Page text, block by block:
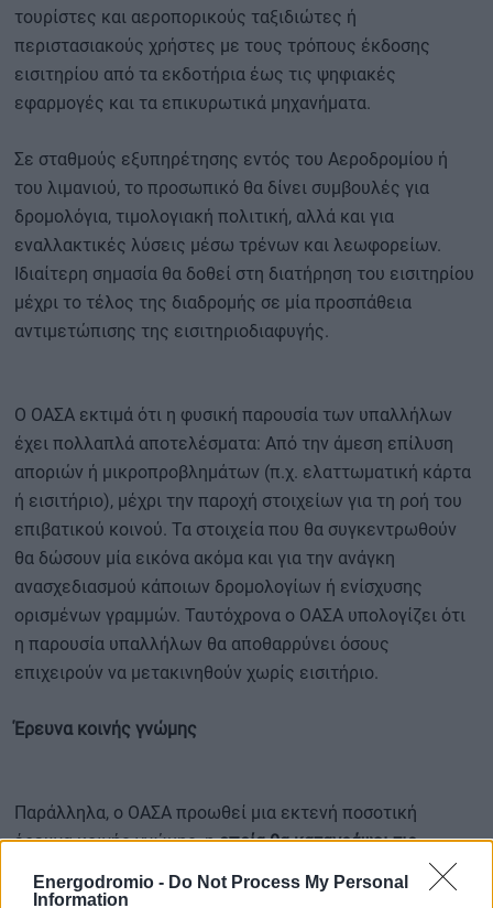
Energodromio - Do Not Process My Personal
Information
τουρίστες και αεροπορικούς ταξιδιώτες ή
περιστασιακούς χρήστες με τους τρόπους έκδοσης
εισιτηρίου από τα εκδοτήρια έως τις ψηφιακές
εφαρμογές και τα επικυρωτικά μηχανήματα.
Σε σταθμούς εξυπηρέτησης εντός του Αεροδρομίου ή
του λιμανιού, το προσωπικό θα δίνει συμβουλές για
δρομολόγια, τιμολογιακή πολιτική, αλλά και για
εναλλακτικές λύσεις μέσω τρένων και λεωφορείων.
Ιδιαίτερη σημασία θα δοθεί στη διατήρηση του εισιτηρίου
μέχρι το τέλος της διαδρομής σε μία προσπάθεια
αντιμετώπισης της εισιτηριοδιαφυγής.
Ο ΟΑΣΑ εκτιμά ότι η φυσική παρουσία των υπαλλήλων
έχει πολλαπλά αποτελέσματα: Από την άμεση επίλυση
αποριών ή μικροπροβλημάτων (π.χ. ελαττωματική κάρτα
ή εισιτήριο), μέχρι την παροχή στοιχείων για τη ροή του
επιβατικού κοινού. Τα στοιχεία που θα συγκεντρωθούν
θα δώσουν μία εικόνα ακόμα και για την ανάγκη
ανασχεδιασμού κάποιων δρομολογίων ή ενίσχυσης
ορισμένων γραμμών. Ταυτόχρονα ο ΟΑΣΑ υπολογίζει ότι
η παρουσία υπαλλήλων θα αποθαρρύνει όσους
επιχειρούν να μετακινηθούν χωρίς εισιτήριο.
Έρευνα κοινής γνώμης
Παράλληλα, ο ΟΑΣΑ προωθεί μια εκτενή ποσοτική
έρευνα κοινής γνώμης, ηοποία θα καταγράψει τις
απόψεις των Αθηναίων για τα ΜΜΜ για σειρά θεμάτων
από τη χρήση των λεωφορειολωρίδων έως την άποψή